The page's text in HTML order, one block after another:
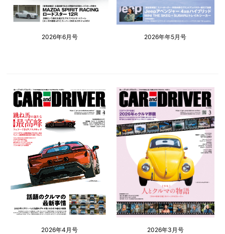
2026年6月号 2026年年5月号
2026年4月号 2026年3月号